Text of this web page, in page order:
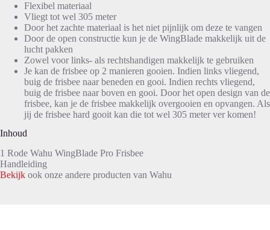
Flexibel materiaal
Vliegt tot wel 305 meter
Door het zachte materiaal is het niet pijnlijk om deze te vangen
Door de open constructie kun je de WingBlade makkelijk uit de
lucht pakken
Zowel voor links- als rechtshandigen makkelijk te gebruiken
Je kan de frisbee op 2 manieren gooien. Indien links vliegend,
buig de frisbee naar beneden en gooi. Indien rechts vliegend,
buig de frisbee naar boven en gooi. Door het open design van de
frisbee, kan je de frisbee makkelijk overgooien en opvangen. Als
jij de frisbee hard gooit kan die tot wel 305 meter ver komen!
Inhoud
1 Rode Wahu WingBlade Pro Frisbee
Handleiding
Bekijk ook onze andere producten van Wahu